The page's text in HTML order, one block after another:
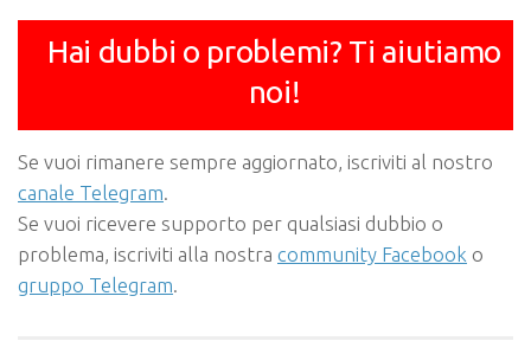
Hai dubbi o problemi? Ti aiutiamo
noi!
Se vuoi rimanere sempre aggiornato, iscriviti al nostro
canale Telegram.
Se vuoi ricevere supporto per qualsiasi dubbio o
problema, iscriviti alla nostra community Facebook o
gruppo Telegram.